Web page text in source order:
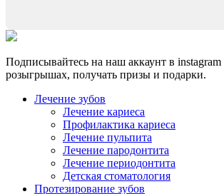
Подписывайтесь на наш аккаунт в instagram
розыгрышах, получать призы и подарки.
Лечение зубов
Лечение кариеса
Профилактика кариеса
Лечение пульпита
Лечение пародонтита
Лечение периодонтита
Детская стоматология
Протезирование зубов